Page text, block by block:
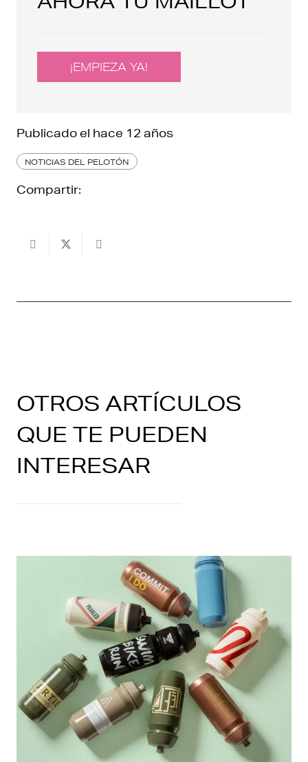
¡EMPIEZA YA!
Publicado el hace 12 años
NOTICIAS DEL PELOTÓN
Compartir:
OTROS ARTÍCULOS
QUE TE PUEDEN
INTERESAR